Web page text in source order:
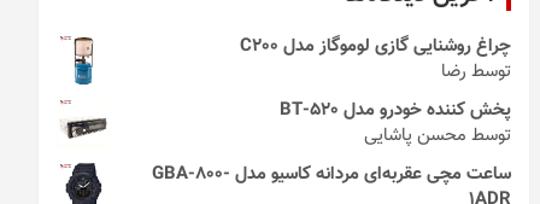
چراغ روشنایی گازی لوموگاز مدل C200
توسط رضا
پخش کننده خودرو مدل 520-BT
توسط محسن پاشایی
ساعت مچی عقربه‌ای مردانه کاسیو مدل GBA-800-